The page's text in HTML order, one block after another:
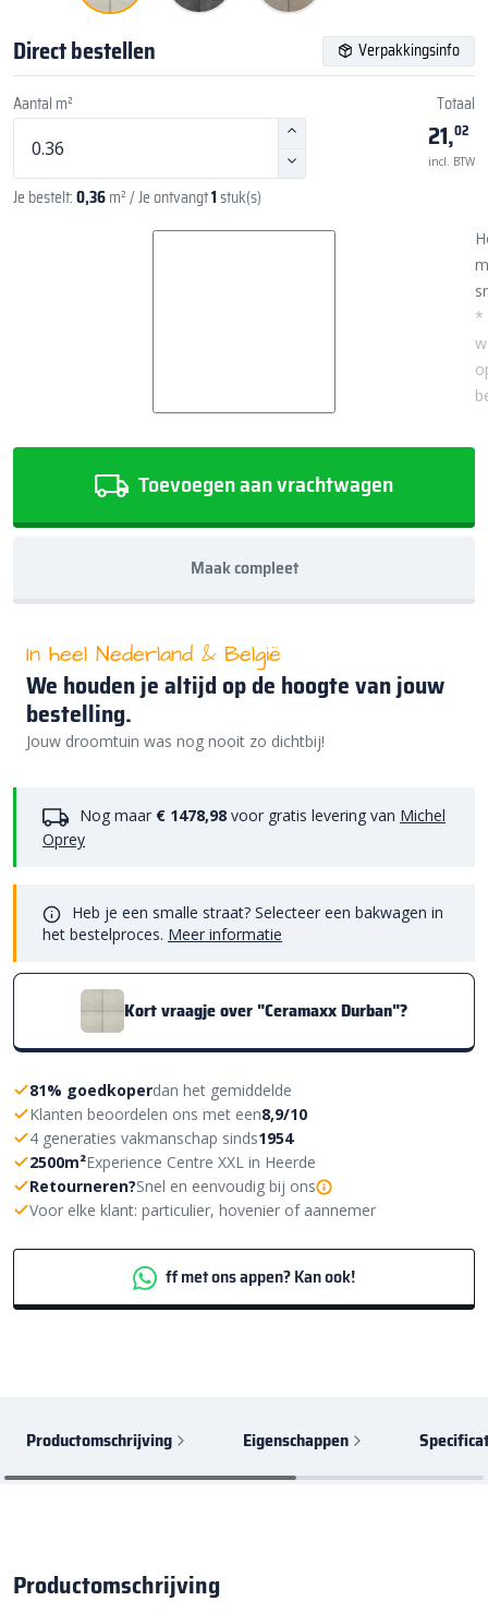
Direct bestellen Verpakkingsinfo
Aantal m²
Je bestelt:0,36m²/ Je ontvangt1stuk(s)
Totaal
21,02
incl. BTW
*
Toevoegen aan vrachtwagen
Maak compleet
In heel Nederland & België
We houden je altijd op de hoogte van jouw
bestelling.
Jouw droomtuin was nog nooit zo dichtbij!
Nog maar € 1478,98 voor gratis levering van Michel
Oprey
Heb je een smalle straat? Selecteer een bakwagen in
het bestelproces. Meer informatie
Kort vraagje over "Ceramaxx Durban"?
81% goedkoperdan het gemiddelde
Klanten beoordelen ons met een8,9/10
4 generaties vakmanschap sinds1954
2500m²Experience Centre XXL in Heerde
Retourneren?Snel en eenvoudig bij ons
Voor elke klant: particulier, hovenier of aannemer
ff met ons appen? Kan ook!
Productomschrijving Eigenschappen
Productomschrijving